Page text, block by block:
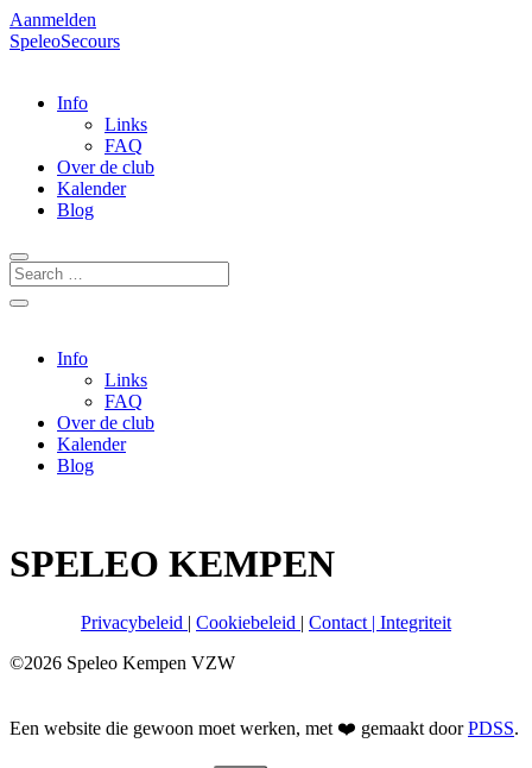
Aanmelden
SpeleoSecours
Info
Links
FAQ
Over de club
Kalender
Blog
Info
Links
FAQ
Over de club
Kalender
Blog
SPELEO KEMPEN
Privacybeleid | Cookiebeleid | Contact | Integriteit
©2026 Speleo Kempen VZW
Een website die gewoon moet werken, met ❤️ gemaakt doorPDSS.